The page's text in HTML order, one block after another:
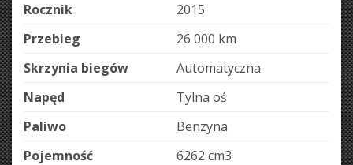
Rocznik
2015
Przebieg
26 000 km
Skrzynia biegów
Automatyczna
Napęd
Tylna oś
Paliwo
Benzyna
Pojemność
6262 cm3